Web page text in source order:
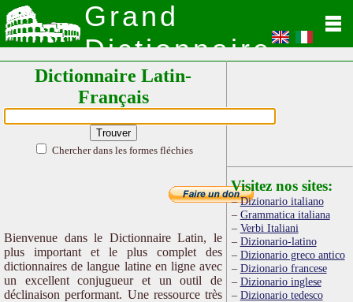
Grand
Dictionnaire
Latin
Dictionnaire Latin-
Français
Chercher dans les formes fléchies
Bienvenue dans le Dictionnaire Latin, le
plus important et le plus complet des
dictionnaires de langue latine en ligne avec
un excellent conjugueur et un outil de
déclinaison performant. Une ressource très
Visitez nos sites:
Dizionario italiano
Grammatica italiana
Verbi Italiani
Dizionario-latino
Dizionario greco antico
Dizionario francese
Dizionario inglese
Dizionario tedesco